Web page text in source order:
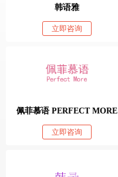
韩语雅
立即咨询
佩菲慕语 PERFECT MORE
立即咨询